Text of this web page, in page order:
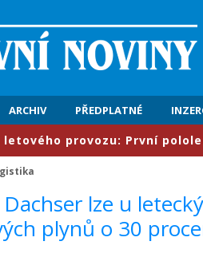
ARCHIV PŘEDPLATNÉ
provozu: První pololetí
lze u
plynů o 30